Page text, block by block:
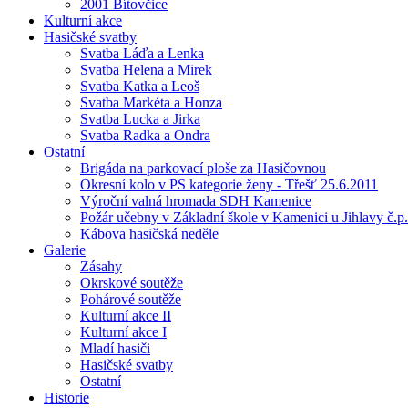
2001 Bítovčice
Kulturní akce
Hasičské svatby
Svatba Láďa a Lenka
Svatba Helena a Mirek
Svatba Katka a Leoš
Svatba Markéta a Honza
Svatba Lucka a Jirka
Svatba Radka a Ondra
Ostatní
Brigáda na parkovací ploše za Hasičovnou
Okresní kolo v PS kategorie ženy - Třešť 25.6.2011
Výroční valná hromada SDH Kamenice
Požár učebny v Základní škole v Kamenici u Jihlavy
Kábova hasičská neděle
Galerie
Zásahy
Okrskové soutěže
Pohárové soutěže
Kulturní akce II
Kulturní akce I
Mladí hasiči
Hasičské svatby
Ostatní
Historie